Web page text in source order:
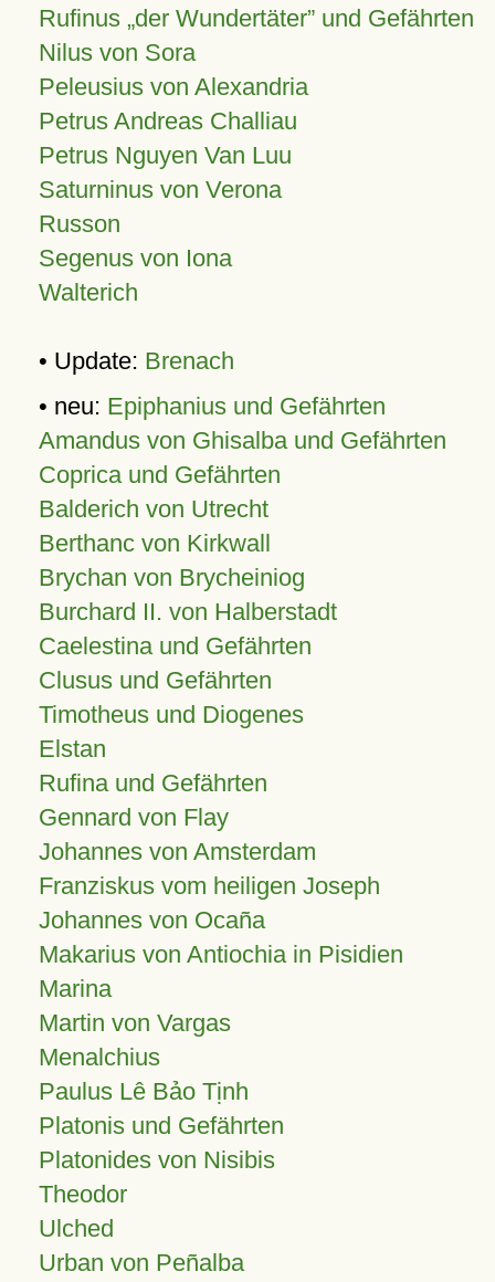
Rufinus „der Wundertäter” und Gefährten
Nilus von Sora
Peleusius von Alexandria
Petrus Andreas Challiau
Petrus Nguyen Van Luu
Saturninus von Verona
Russon
Segenus von Iona
Walterich
• Update: Brenach
• neu: Epiphanius und Gefährten
Amandus von Ghisalba und Gefährten
Coprica und Gefährten
Balderich von Utrecht
Berthanc von Kirkwall
Brychan von Brycheiniog
Burchard II. von Halberstadt
Caelestina und Gefährten
Clusus und Gefährten
Timotheus und Diogenes
Elstan
Rufina und Gefährten
Gennard von Flay
Johannes von Amsterdam
Franziskus vom heiligen Joseph
Johannes von Ocaña
Makarius von Antiochia in Pisidien
Marina
Martin von Vargas
Menalchius
Paulus Lê Bảo Tịnh
Platonis und Gefährten
Platonides von Nisibis
Theodor
Ulched
Urban von Peñalba